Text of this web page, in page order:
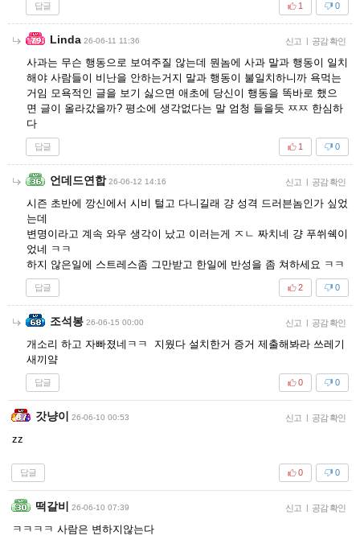
답글 0
1
Linda 26-06-11 11:36 신고 | 공감 확인
사과는 무슨 행동으로 보여주질 않는데 뭔놈에 사과 말과 행동이 일치
해야 사람들이 비난을 안하는거지 말과 행동이 불일치하니까 욕먹는
거임 모욕적인 글을 보기 싫으면 애초에 당신이 행동을 똑바로 했으
면 글이 올라갔을까? 평소에 생각없다는 말 엄청 들을듯 ㅉㅉ 한심하
다
답글 0
1
언데드연합 26-06-12 14:16 신고 | 공감 확인
시즌 초반에 깡신에서 시비 털고 다니길래 걍 성격 드러븐놈인가 싶었
는데
변명이라고 계속 와우 생각이 났고 이러는게 ㅈㄴ 짜치네 걍 푸쒸쉑이
었네 ㅋㅋ
하지 않은일에 스트레스좀 그만받고 한일에 반성을 좀 쳐하세요 ㅋㅋ
답글 0
2
조석봉 26-06-15 00:00 신고 | 공감 확인
개소리 하고 자빠졌네ㅋㅋ 지웠다 설치한거 증거 제출해봐라 쓰레기
새끼얔
답글 0
0
갓냥이 26-06-10 00:53 신고 | 공감 확인
zz
답글 0
0
떡갈비 26-06-10 07:39 신고 | 공감 확인
ㅋㅋㅋㅋ 사람은 변하지않는다